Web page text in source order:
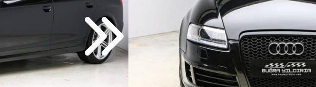
İçi dışı mekaniği ile mükemmel kondisyonda,
egzoz ve iç karbon aksamlar gibi kıymetli
Evveliyatı düzgün, kazasızdır.
Özellikler